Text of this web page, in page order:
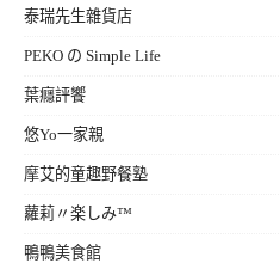
泰瑞先生雜貨店
PEKO の Simple Life
葉癮評饗
悠Yo一家親
摩艾的童趣野餐塾
蘿莉〃楽しみ™
鴨鴨美食館